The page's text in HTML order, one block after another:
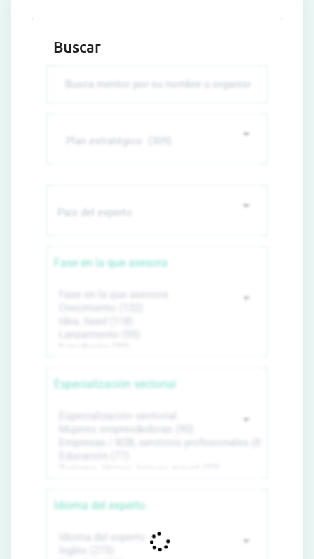
Buscar
Fase en la que asesora
Especialización sectorial
Idioma del experto